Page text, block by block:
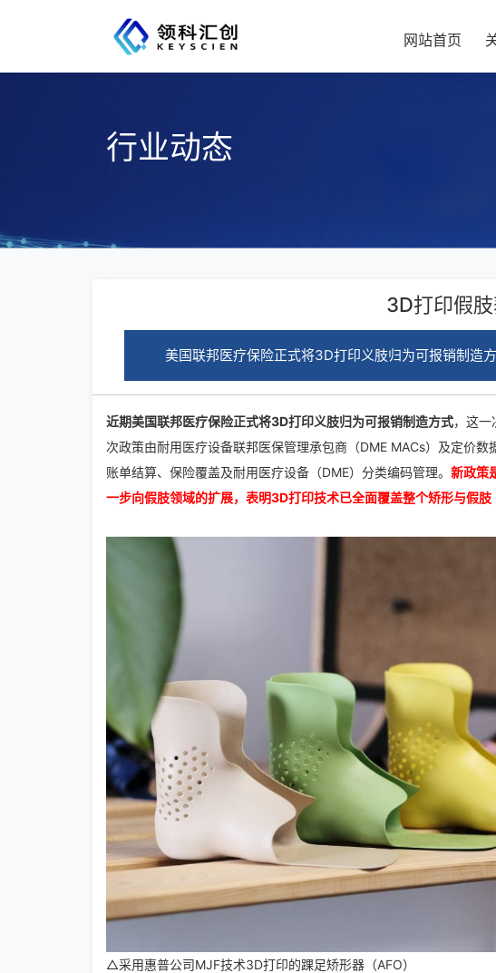
网站首页
行业动态
3D打印假
美国联邦医疗保险正式将3D打印义肢归为可报销制造
近期美国联邦医疗保险正式将3D打印义肢归为可报销制造方式，这
次政策由耐用医疗设备联邦医保管理承包商（DME MACs）及定价
账单结算、保险覆盖及耐用医疗设备（DME）分类编码管理。 新政策
一步向假肢领域的扩展，表明3D打印技术已全面覆盖整个矫形与假肢
△采用惠普公司MJF技术3D打印的踝足矫形器（AFO）